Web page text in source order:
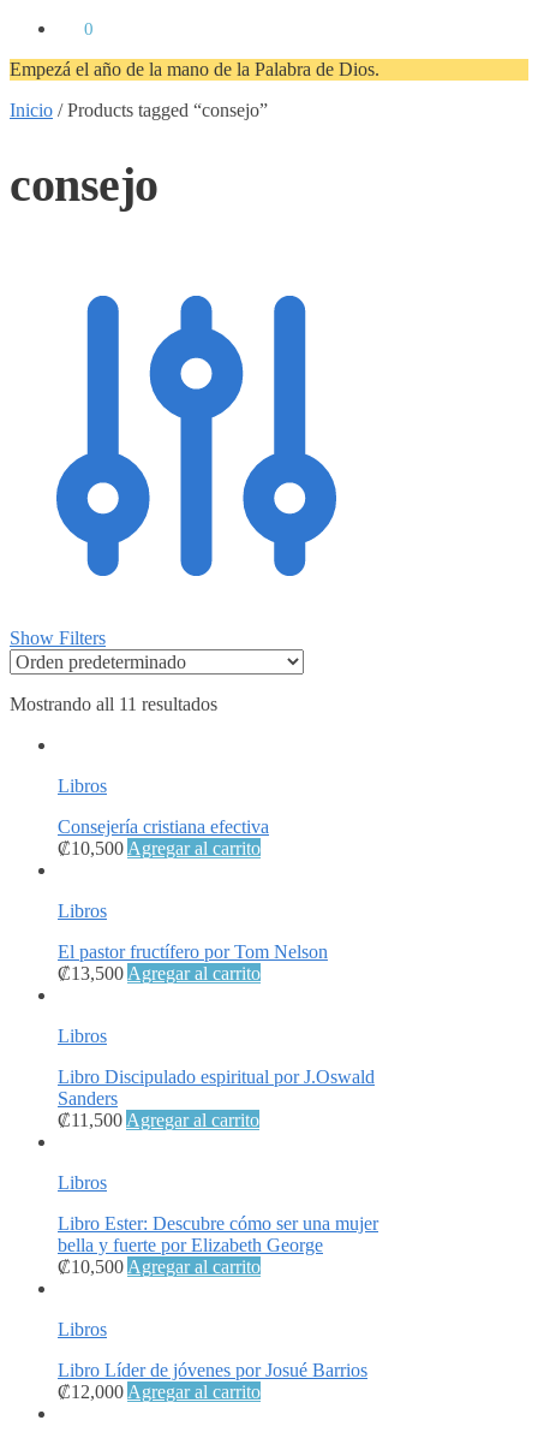
0
Empezá el año de la mano de la Palabra de Dios.
Inicio /Products tagged “consejo”
consejo
Show Filters
Mostrando all 11 resultados
Libros
Consejería cristiana efectiva
₡10,500 Agregar al carrito
Libros
El pastor fructífero por Tom Nelson
₡13,500 Agregar al carrito
Libros
Libro Discipulado espiritual por J.Oswald
Sanders
₡11,500 Agregar al carrito
Libros
Libro Ester: Descubre cómo ser una mujer
bella y fuerte por Elizabeth George
₡10,500 Agregar al carrito
Libros
Libro Líder de jóvenes por Josué Barrios
₡12,000 Agregar al carrito